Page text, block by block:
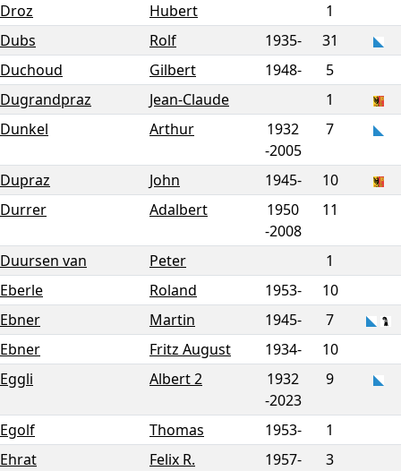
Droz
Hubert
1
Dubs
Rolf 1935-
31
Duchoud
Gilbert 1948-
5
Dugrandpraz
Jean-Claude
1
Dunkel
Arthur
1932
-2005
7
Dupraz John 1945-
10
Durrer
Adalbert
1950
-2008
11
Duursen van Peter
1
Eberle
Roland 1953-
10
Ebner
Martin 1945-
7
Ebner
Fritz August 1934-
10
Eggli
Albert 2
1932
-2023
9
Egolf Thomas 1953-
1
Ehrat
Felix R. 1957-
3